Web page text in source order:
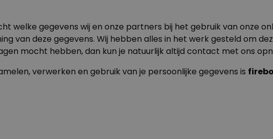
Meer dan
200keer
gekocht
29,99 €
Personaliseerbaar
Gepersonaliseerd schort BBQ
koning met foto
welke gegevens wij en onze partners bij het gebruik van onze
van deze gegevens. Wij hebben alles in het werk gesteld om
mocht hebben, dan kun je natuurlijk altijd contact met ons
verwerken en gebruik van je persoonlijke gegevens is